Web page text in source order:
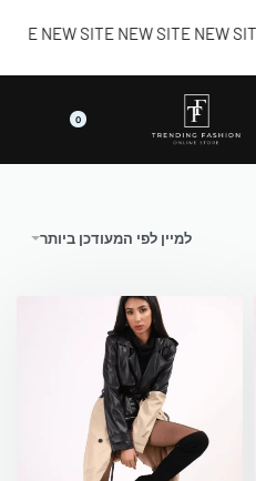
NEW SITE NEW SITE NEW
0
למיין לפי המעודכן ביותר